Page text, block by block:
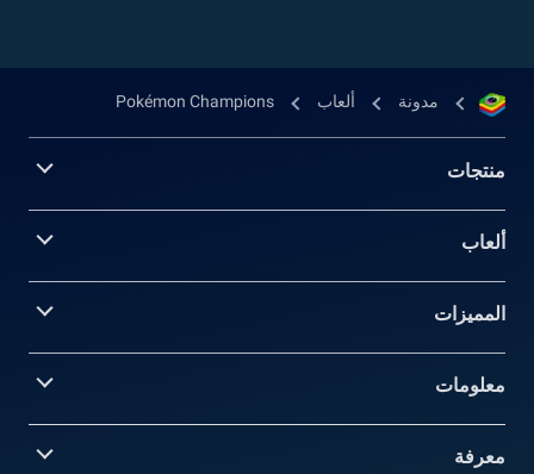
مدونة ألعاب Pokémon Champions
منتجات
ألعاب
المميزات
معلومات‎
معرفة